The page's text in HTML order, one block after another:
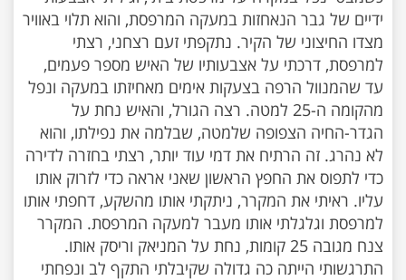
ידיים של גבר הנאחזות במעקה המרפסת, והוא תלוי באוויר
מצדו החיצוני של הקיר. נתקפתי זעם רצחני, רצתי
למרפסת, דרכתי על אצבעותיו של האיש מספר פעמים,
עד שהמנוול הרפה בצעקות אימים מאחיזתו במעקה ונפל
מהקומה ה-25 למטה. רצה הגורל, והאיש נחת על
הגדר-החיה הצפופה שלמטה, שבלמה את נפילתו, והוא
לא נהרג. זה הרתיח את דמי עוד יותר, רצתי בחזרה לדירה
כדי לתפוס את החפץ הראשון שאני אראה כדי לזרוק אותו
עליו. ראיתי את המקרר, ניתקתי אותו מהשקע, דחפתי אותו
למרפסת וגלגלתי אותו מעבר למעקה המרפסת. המקרר
צנח מגובה 25 קומות, נחת על המניאק וריסק אותו.
התרגשותי הייתה כה גדולה שקיבלתי התקף לב ונפחתי